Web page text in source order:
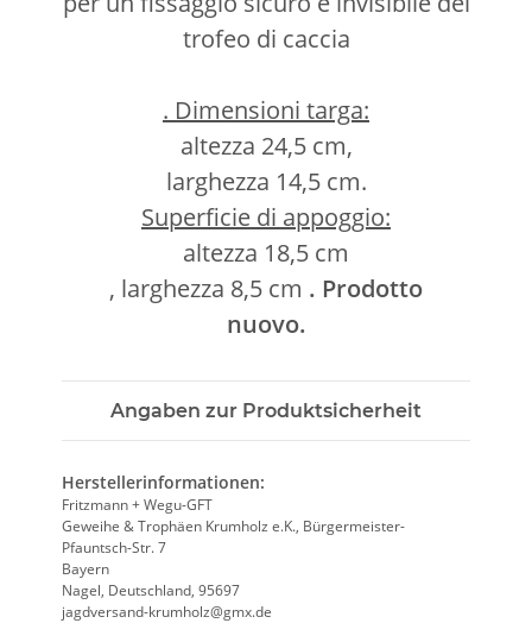
trofeo di caccia
. Dimensioni targa:
altezza 24,5 cm,
larghezza 14,5 cm.
Superficie di appoggio:
altezza 18,5 cm
, larghezza 8,5 cm . Prodotto
nuovo.
Angaben zur Produktsicherheit
Herstellerinformationen:
Fritzmann + Wegu-GFT
Geweihe & Trophäen Krumholz e.K., Bürgermeister-
Pfauntsch-Str. 7
Bayern
Nagel, Deutschland, 95697
jagdversand-krumholz@gmx.de